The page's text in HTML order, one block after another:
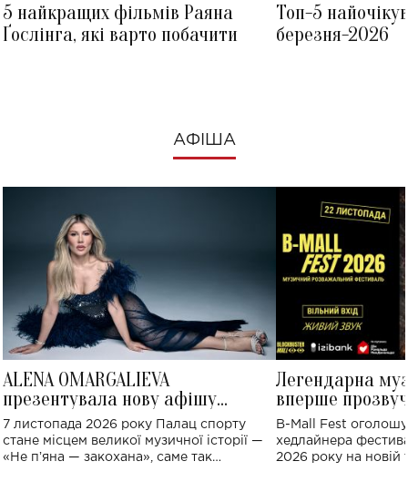
5 найкращих фільмів Раяна
Ґослінга, які варто побачити
Топ-5
березня-2026
АФІША
ALENA OMARGALIEVA
презентувала нову афішу
великого концерту в Палаці
спорту
7 листопада 2026 року Палац спорту
стане місцем великої музичної історії —
«Не пʼяна — закохана», саме так
Легендарна
вперше
Україні: де
B-Mall Fest
хедлайнера
2026 року на новій